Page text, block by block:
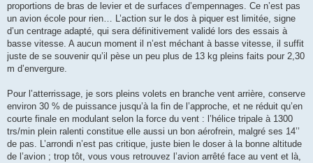
proportions de bras de levier et de surfaces d’empennages. Ce n’est pas
un avion école pour rien… L’action sur le dos à piquer est limitée, signe
d’un centrage adapté, qui sera définitivement validé lors des essais à
basse vitesse. A aucun moment il n’est méchant à basse vitesse, il suffit
juste de se souvenir qu’il pèse un peu plus de 13 kg pleins faits pour 2,30
m d’envergure.
Pour l’atterrissage, je sors pleins volets en branche vent arrière, conserve
environ 30 % de puissance jusqu’à la fin de l’approche, et ne réduit qu’en
courte finale en modulant selon la force du vent : l’hélice tripale à 1300
trs/min plein ralenti constitue elle aussi un bon aérofrein, malgré ses 14’’
de pas. L’arrondi n’est pas critique, juste bien le doser à la bonne altitude
de l’avion ; trop tôt, vous vous retrouvez l’avion arrêté face au vent et là,